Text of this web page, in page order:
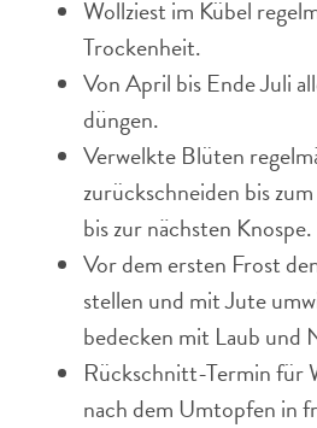
Wollziest im Kübel
Trockenheit.
Von April bis Ende Juli
düngen.
Verwelkte Blüten
zurückschneiden bis
bis zur nächsten Knospe.
Vor dem ersten Frost
stellen und mit Jute
bedecken mit Laub und
Rückschnitt-Termin für
nach dem Umtopfen in